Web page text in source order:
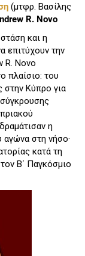
(μτφρ. Βασίλης
R. Noνο
και η
επιτύχουν την
R. Novo
πλαίσιο: του
στην Κύπρο για
η
στη νήσο·
κατά τη
Β΄ Παγκόσμιο